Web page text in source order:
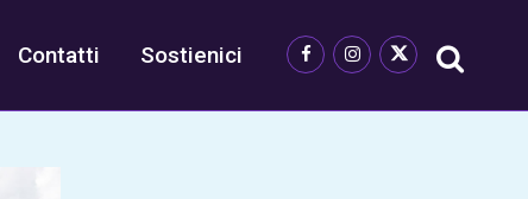
Contatti Sostienici